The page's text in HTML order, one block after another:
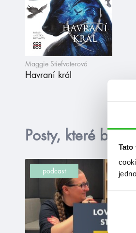
Tato
Maggie Stiefvaterová
Havraní král
Posty, které by tě
podcast